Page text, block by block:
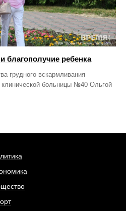
благополучие ребенка
грудного вскармливания
больницы №40 Ольгой